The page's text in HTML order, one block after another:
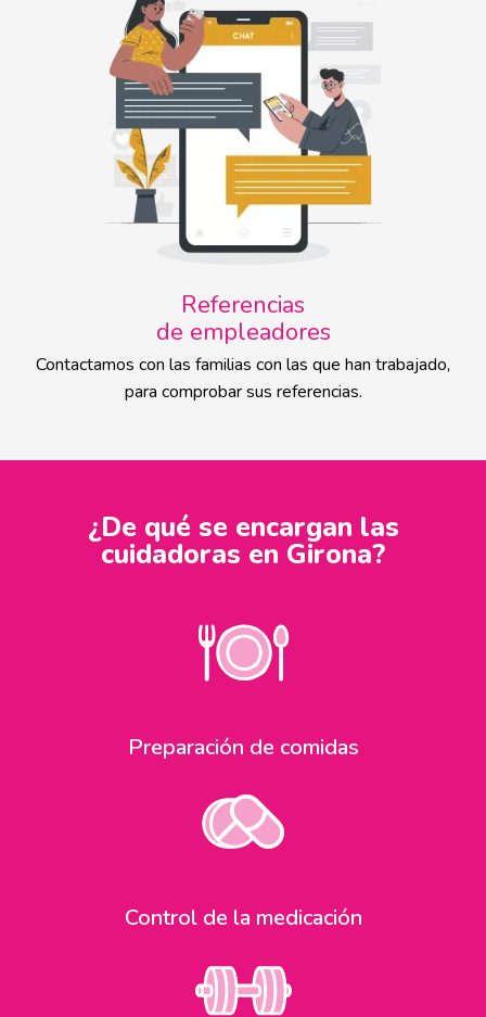
Referencias
de empleadores
Contactamos con las familias con las que han trabajado,
para comprobar sus referencias.
¿De qué se encargan las
cuidadoras en Girona?
Preparación de comidas
Control de la medicación